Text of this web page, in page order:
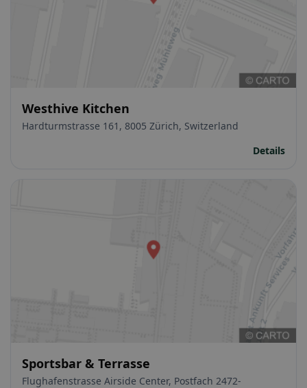
Westhive Kitchen
Hardturmstrasse 161, 8005 Zürich, Switzerland
Details
Sportsbar & Terrasse
Flughafenstrasse Airside Center, Postfach 2472-